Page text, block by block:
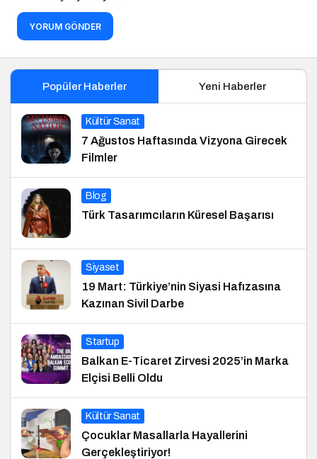
YORUM GÖNDER
Popüler Haberler Yeni Haberler
Kültür Sanat
7 Ağustos Haftasında Vizyona Girecek
Filmler
Blog
Türk Tasarımcıların Küresel Başarısı
Siyaset
19 Mart: Türkiye’nin Siyasi Hafızasına
Kazınan Sivil Darbe
Startup
Balkan E-Ticaret Zirvesi 2025’in Marka
Elçisi Belli Oldu
Kültür Sanat
Çocuklar Masallarla Hayallerini
Gerçekleştiriyor!